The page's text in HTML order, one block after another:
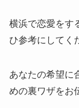
横浜で恋愛をす
ひ参考にしてく
あなたの希望に
めの裏ワザをお